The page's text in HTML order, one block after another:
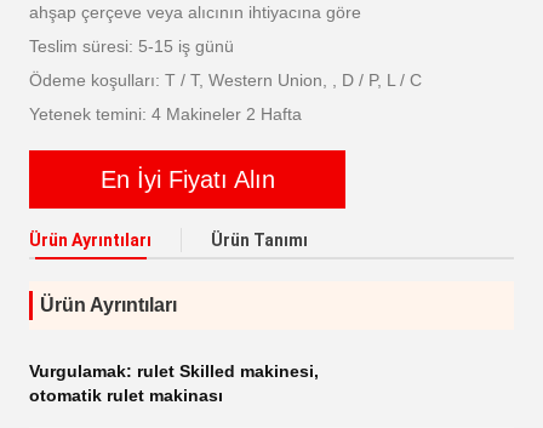
ahşap çerçeve veya alıcının ihtiyacına göre
Teslim süresi: 5-15 iş günü
Ödeme koşulları: T / T, Western Union, , D / P, L / C
Yetenek temini: 4 Makineler 2 Hafta
En İyi Fiyatı Alın
Ürün Ayrıntıları Ürün Tanımı
Ürün Ayrıntıları
Vurgulamak: rulet Skilled makinesi,
otomatik rulet makinası